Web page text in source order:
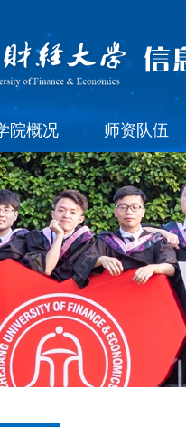
院概况 师资队伍